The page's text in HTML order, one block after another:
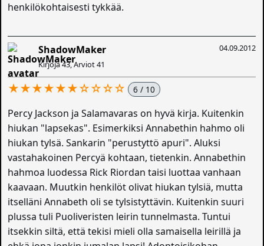
henkilökohtaisesti tykkää.
04.09.2012
ShadowMaker
Kirjoja 43, Arviot 41
★★★★★★☆☆☆☆ 6 / 10
Percy Jackson ja Salamavaras on hyvä kirja. Kuitenkin
hiukan "lapsekas". Esimerkiksi Annabethin hahmo oli
hiukan tylsä. Sankarin "perustyttö apuri". Aluksi
vastahakoinen Percyä kohtaan, tietenkin. Annabethin
hahmoa luodessa Rick Riordan taisi luottaa vanhaan
kaavaan. Muutkin henkilöt olivat hiukan tylsiä, mutta
itselläni Annabeth oli se tylsistyttävin. Kuitenkin suuri
plussa tuli Puoliveristen leirin tunnelmasta. Tuntui
itsekkin siltä, että tekisi mieli olla samaisella leirillä ja